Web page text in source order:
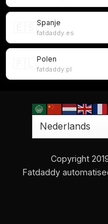
Spanje
fatdaddy.es
Polen
fatdaddy.pl
Copyright
Fatdaddy